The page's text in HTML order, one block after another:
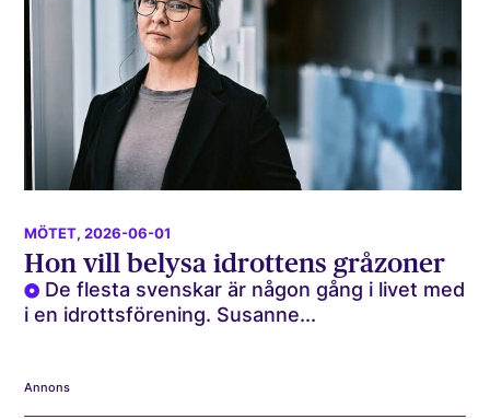
MÖTET, 2026-06-01
Hon vill belysa idrottens gråzoner
De flesta svenskar är någon gång i livet med
i en idrottsförening. Susanne...
Annons